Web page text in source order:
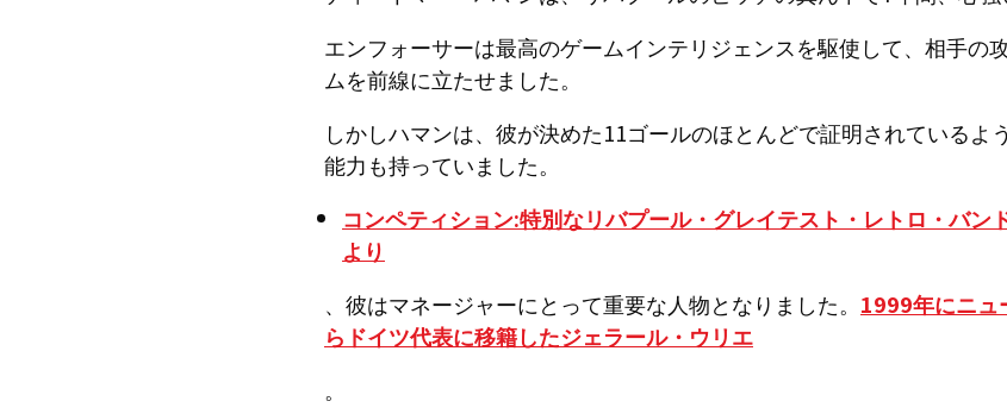
エンフォーサーは最高のゲームインテリジェンスを駆使して、相手の
ムを前線に立たせました。
しかしハマンは、彼が決めた11ゴールのほとんどで証明されているよ
能力も持っていました。
コンペティション:特別なリバプール・グレイテスト・レトロ・バン
より
、彼はマネージャーにとって重要な人物となりました。 1999年にニュ
らドイツ代表に移籍したジェラール・ウリエ
。